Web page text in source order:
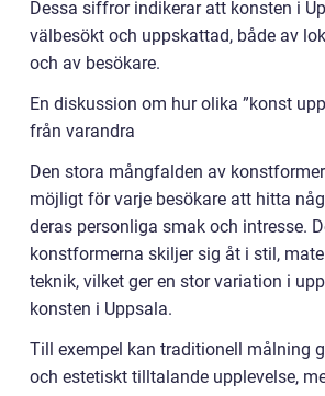
Dessa siffror indikerar att konsten i
välbesökt och uppskattad, både av
och av besökare.
En diskussion om hur olika ”konst
från varandra
Den stora mångfalden av
möjligt för varje besökare att hitta
deras personliga smak och intresse.
konstformerna skiljer sig åt i stil,
teknik, vilket ger en stor variation i
konsten i Uppsala.
Till exempel kan traditionell målning
och estetiskt tilltalande upplevelse,